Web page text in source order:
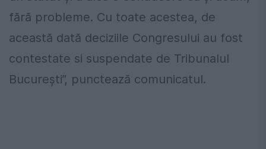
fără probleme. Cu toate acestea, de
această dată deciziile Congresului au fost
contestate si suspendate de Tribunalul
București”, punctează comunicatul.